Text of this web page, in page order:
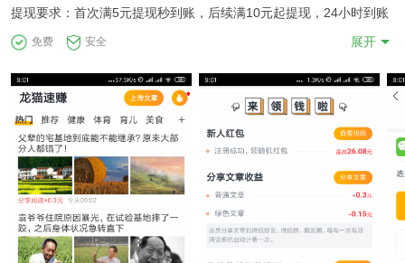
提现要求：首次满5元提现秒到账，后续满10元起提现，24小时到账
免费 安全 展开